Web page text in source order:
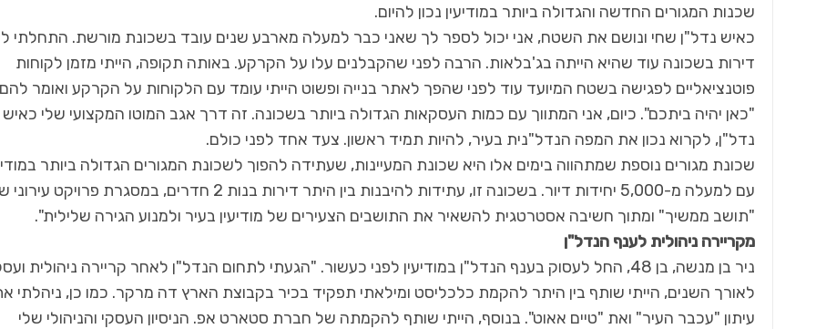
שכנות המגורים החדשה והגדולה ביותר במודיעין נכון להיום.
כאיש נדל"ן שחי ונושם את השטח, אני יכול לספר לך שאני כבר למעלה מארבע שנים עובד בשכונת מורשת. התחלתי
דירות בשכונה עוד שהיא הייתה בג'בלאות. הרבה לפני שהקבלנים עלו על הקרקע. באותה תקופה, הייתי מזמן לקוחות
פוטנציאליים לפגישה בשטח המיועד עוד לפני שהפך לאתר בנייה ופשוט הייתי עומד עם הלקוחות על הקרקע ואומר
"כאן יהיה ביתכם". כיום, אני המתווך עם כמות העסקאות הגדולה ביותר בשכונה. זה דרך אגב המוטו המקצועי שלי כאיש
נדל"ן, לקרוא נכון את המפה הנדל"נית בעיר, להיות תמיד ראשון. צעד אחד לפני כולם.
שכונת מגורים נוספת שמתהווה בימים אלו היא שכונת המעיינות, שעתידה להפוך לשכונת המגורים הגדולה ביותר
עם למעלה מ-5,000 יחידות דיור. בשכונה זו, עתידות להיבנות בין היתר דירות בנות 2 חדרים, במסגרת פרויקט
"תושב ממשיך" ומתוך חשיבה אסטרטגית להשאיר את התושבים הצעירים של מודיעין בעיר ולמנוע הגירה שלילית".
מקריירה ניהולית לענף הנדל"ן
ניר בן מנשה, בן 48, החל לעסוק בענף הנדל"ן במודיעין לפני כעשור. "הגעתי לתחום הנדל"ן לאחר קריירה ניהולית
לאורך השנים, הייתי שותף בין היתר להקמת כלכליסט ומילאתי תפקיד בכיר בקבוצת הארץ דה מרקר. כמו כן, ניהלתי
עיתון "עכבר העיר" ואת "טיים אאוט". בנוסף, הייתי שותף להקמתה של חברת סטארט אפ. הניסיון העסקי והניהולי שלי